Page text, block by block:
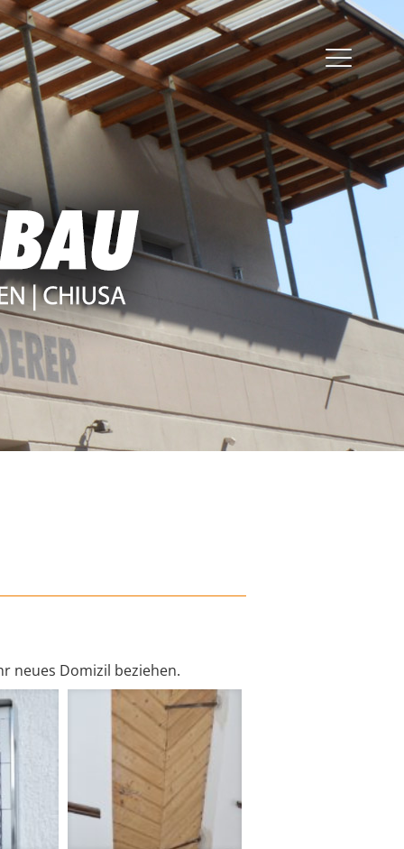
neues Domizil beziehen.